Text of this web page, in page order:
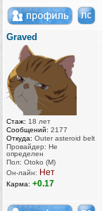
Graved
Стаж: 18 лет
Сообщений: 2177
Откуда: Outer asteroid belt
Провайдер: Не
определен
Пол: Otoko (M)
Он-лайн: Нет
Карма: +0.17